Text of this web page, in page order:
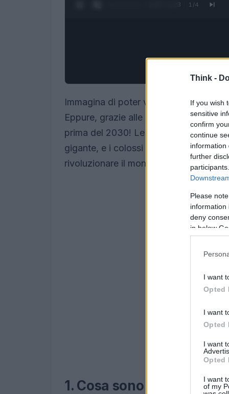
Think -
If you wish
sensitive
confirm
continue
information
further
Please
information
deny
in below
I want
Opted
I want
Opted
I want
Opted
I want
of my
0:28 / 1:23 1 /4
Immagina di poter viaggiare per oltre
Eppure, grazie alle batterie allo stato
prima del 2030! Le innovazioni nel
gigante, e i colossi dell’industria
rivoluzionare il mondo delle auto
1. Cosa sono le batterie